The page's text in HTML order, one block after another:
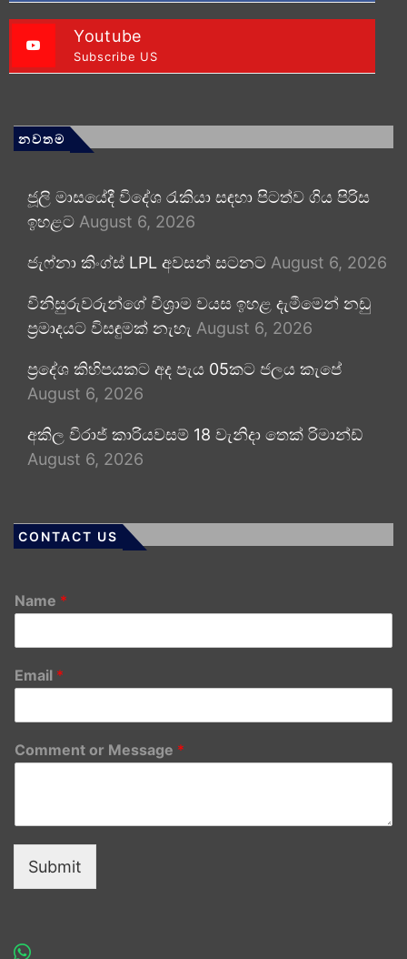
Youtube
Subscribe US
නවතම
ජූලි මාසයේදී විදේශ රැකියා සඳහා පිටත්ව ගිය පිරිස
ඉහළට August 6, 2026
ජැෆ්නා කිංග්ස් LPL අවසන් සටනට August 6, 2026
විනිසුරුවරුන්ගේ විශ්‍රාම වයස ඉහළ දැමීමෙන් නඩු
ප්‍රමාදයට විසඳුමක් නැහැ August 6, 2026
ප්‍රදේශ කිහිපයකට අද පැය 05කට ජලය කැපේ
August 6, 2026
අකිල විරාජ් කාරියවසම් 18 වැනිදා තෙක් රිමාන්ඩ්
August 6, 2026
CONTACT US
Name *
Email *
Comment or Message *
Submit